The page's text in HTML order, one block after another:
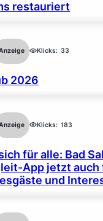
restauriert
Klicks: 33
2026
Klicks: 183
für alle: Bad
App jetzt auch
und